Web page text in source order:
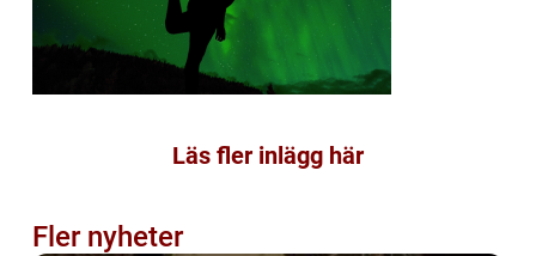
Läs fler inlägg här
Fler nyheter